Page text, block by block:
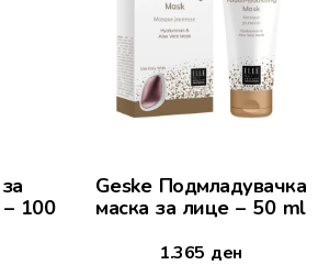
100
Geske Подмладувачка
маска за лице – 50 ml
1.365 ден